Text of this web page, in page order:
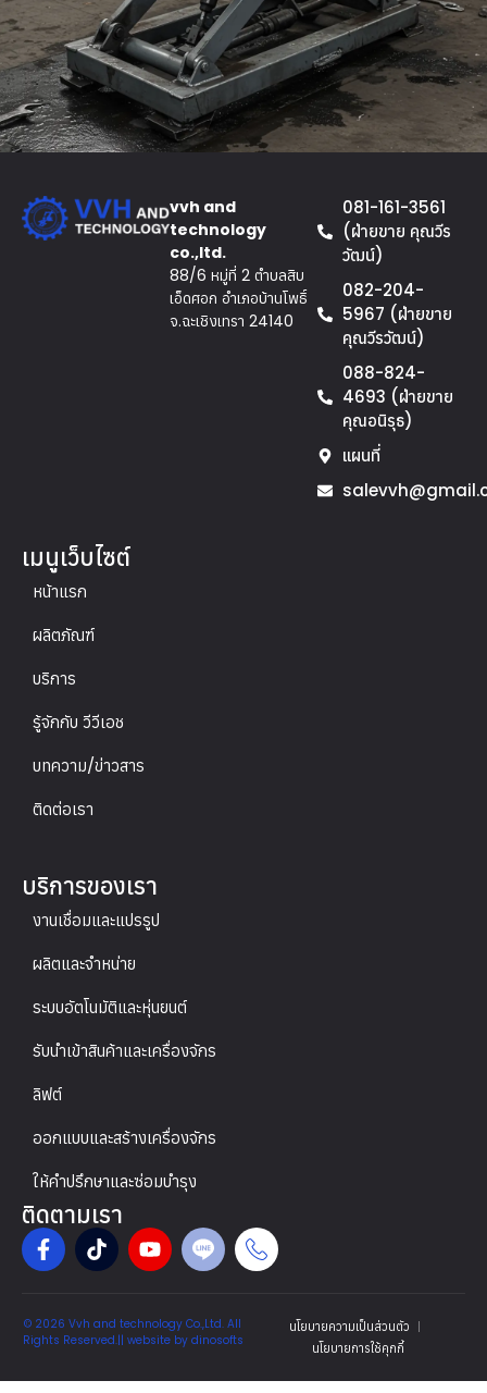
vvh and
technology
co.,ltd.
88/6 หมู่ที่ 2 ตำบลสิบ
เอ็ดศอก อำเภอบ้านโพธิ์
จ.ฉะเชิงเทรา 24140
081-161-3561
(ฝ่ายขาย คุณวีร
วัฒน์)
082-204-
5967 (ฝ่ายขาย
คุณวีรวัฒน์)
088-824-
4693 (ฝ่ายขาย
คุณอนิรุธ)
แผนที่
เมนูเว็บไซต์
หน้าแรก
ผลิตภัณฑ์
บริการ
รู้จักกับ วีวีเอช
บทความ/ข่าวสาร
ติดต่อเรา
บริการของเรา
งานเชื่อมและแปรรูป
ผลิตและจำหน่าย
ระบบอัตโนมัติและหุ่นยนต์
รับนำเข้าสินค้าและเครื่องจักร
ลิฟต์
ออกแบบและสร้างเครื่องจักร
ให้คำปรึกษาและซ่อมบำรุง
ติดตามเรา
© 2026 Vvh and technology Co.,Ltd. All
Rights Reserved.|| website by dinosofts
นโยบายความเป็นส่วนตัว
นโยบายการใช้คุกกี้